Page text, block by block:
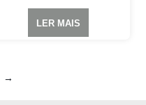
LER MAIS
→